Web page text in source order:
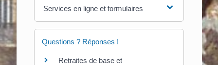
Services en ligne et formulaires
Questions ? Réponses !
Retraites de base et